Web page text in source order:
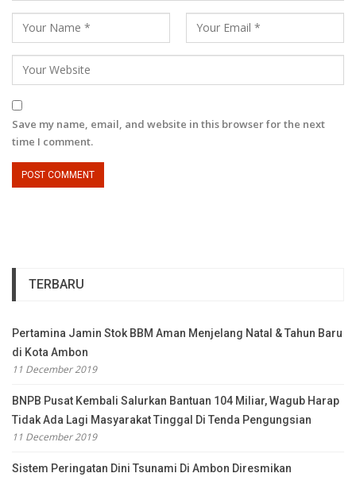
Save my name, email, and website in this browser for the next
time I comment.
TERBARU
Pertamina Jamin Stok BBM Aman Menjelang Natal & Tahun Baru
di Kota Ambon
11 December 2019
BNPB Pusat Kembali Salurkan Bantuan 104 Miliar, Wagub Harap
Tidak Ada Lagi Masyarakat Tinggal Di Tenda Pengungsian
11 December 2019
Sistem Peringatan Dini Tsunami Di Ambon Diresmikan